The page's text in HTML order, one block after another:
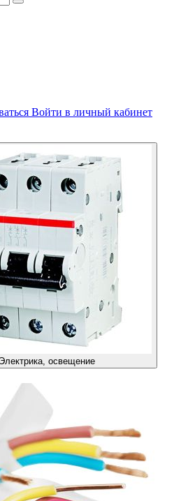
Войти в личный кабинет
Электрика, освещение